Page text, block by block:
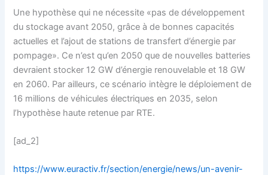
Une hypothèse qui ne nécessite «pas de développement
du stockage avant 2050, grâce à de bonnes capacités
actuelles et l’ajout de stations de transfert d’énergie par
pompage». Ce n’est qu’en 2050 que de nouvelles batteries
devraient stocker 12 GW d’énergie renouvelable et 18 GW
en 2060. Par ailleurs, ce scénario intègre le déploiement de
16 millions de véhicules électriques en 2035, selon
l’hypothèse haute retenue par RTE.
[ad_2]
https://www.euractiv.fr/section/energie/news/un-avenir-